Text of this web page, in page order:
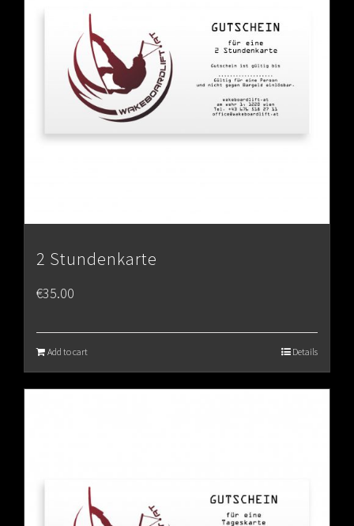
2 Stundenkarte
€35.00
Add to cart Details